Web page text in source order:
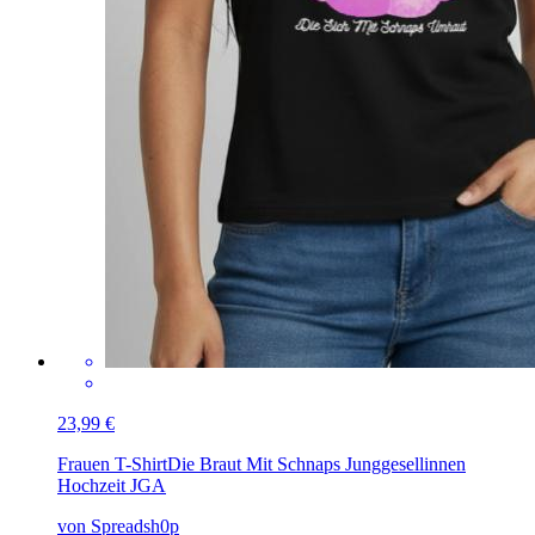
23,99 €
Frauen T-ShirtDie Braut Mit Schnaps Junggesellinnen
Hochzeit JGA
von Spreadsh0p